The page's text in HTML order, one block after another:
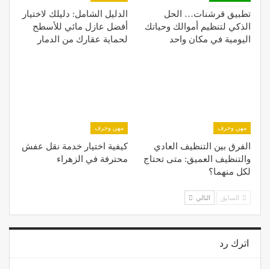
تطبيق قرشنات… الحل
الذكي لتنظيم أموالك وحياتك
اليومية في مكان واحد
الدليل الشامل: دليلك لاختيار
أفضل عازل مائي للأسطح
لحماية عقارك من الدمار
مهن وحرف
الفرق بين التنظيف العادي
والتنظيف العميق: متى تحتاج
لكل منهما؟
مهن وحرف
كيفية اختيار خدمة نقل عفش
محترفة في الزهراء
السابق التالي
اترك رد